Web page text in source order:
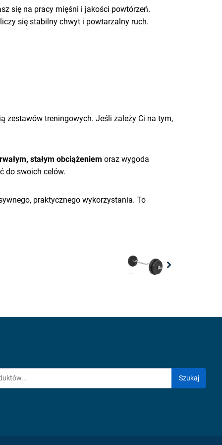
się na pracy mięśni i jakości powtórzeń.
się stabilny chwyt i powtarzalny ruch.
zestawów treningowych. Jeśli zależy Ci na tym,
stałym obciążeniem oraz wygoda
do swoich celów.
praktycznego wykorzystania. To
Szukaj